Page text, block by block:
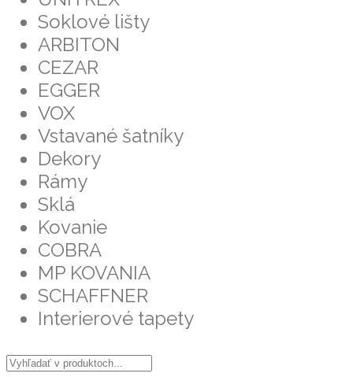
Soklové lišty
ARBITON
CEZAR
EGGER
VOX
Vstavané šatníky
Dekory
Rámy
Sklá
Kovanie
COBRA
MP KOVANIA
SCHAFFNER
Interierové tapety